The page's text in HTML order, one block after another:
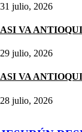
31 julio, 2026
ASI VA
29 julio, 2026
ASI VA
28 julio, 2026